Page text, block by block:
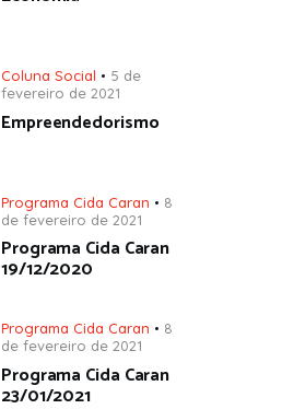
Coluna Social
5 de
fevereiro de 2021
Empreendedorismo
Programa Cida Caran
8
de fevereiro de 2021
Programa Cida Caran
19/12/2020
Programa Cida Caran
8
de fevereiro de 2021
Programa Cida Caran
23/01/2021